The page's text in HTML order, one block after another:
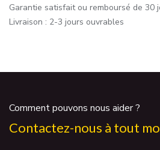
Garantie satisfait ou remboursé de 30
Livraison : 2-3 jours ouvrables
Comment pouvons nous aider ?
Contactez-nous à tout